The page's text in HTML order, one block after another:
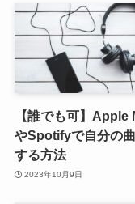
【誰でも可】Apple
やSpotifyで自分の
する方法
2023年10月9日